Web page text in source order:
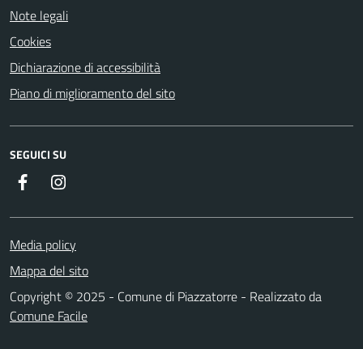
Note legali
Cookies
Dichiarazione di accessibilità
Piano di miglioramento del sito
SEGUICI SU
Facebook
Media policy
Mappa del sito
Copyright © 2025 - Comune di Piazzatorre - Realizzato da
Comune Facile